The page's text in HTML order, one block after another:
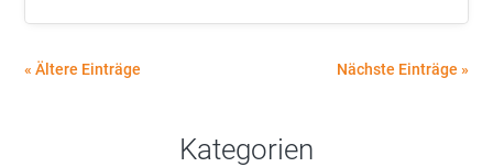
« Ältere Einträge Nächste Einträge »
Kategorien